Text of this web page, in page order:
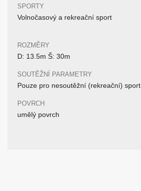
SPORTY
Volnočasový a rekreační sport
ROZMĚRY
D: 13.5m Š: 30m
SOUTĚŽNÍ PARAMETRY
Pouze pro nesoutěžní (rekreační) sport
POVRCH
umělý povrch